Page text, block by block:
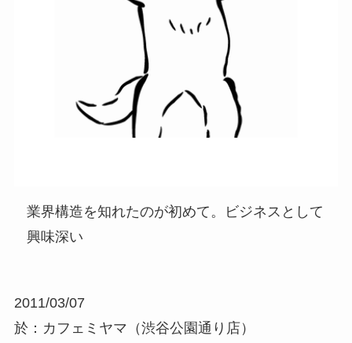
業界構造を知れたのが初めて。ビジネスとして
興味深い
2011/03/07
於：カフェミヤマ（渋谷公園通り店）